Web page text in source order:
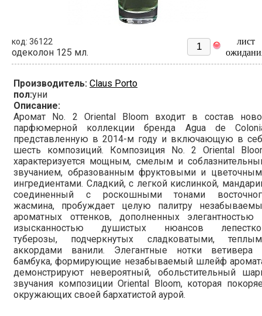
код: 36122
одеколон 125 мл.
лист
Производитель: Claus Porto
пол:уни
Описание:
Аромат No. 2 Oriental Bloom входит в состав
парфюмерной коллекции бренда Agua de
представленную в 2014-м году и включающую в
шесть композиций. Композиция No. 2 Oriental
характеризуется мощным, смелым и
звучанием, образованным фруктовыми и
ингредиентами. Сладкий, с легкой кислинкой,
соединенный с роскошными тонами
жасмина, пробуждает целую палитру
ароматных оттенков, дополненных элегантностью
изысканностью душистых нюансов
туберозы, подчеркнутых сладковатыми,
аккордами ванили. Элегантные нотки ветивера
бамбука, формирующие незабываемый шлейф
демонстрируют невероятный, обольстительный
звучания композиции Oriental Bloom, которая
окружающих своей бархатистой аурой.